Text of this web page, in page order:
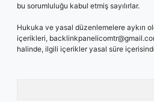
bu sorumluluğu kabul etmiş sayılırlar.
Hukuka ve yasal düzenlemelere aykırı
içerikleri,
halinde, ilgili içerikler yasal süre